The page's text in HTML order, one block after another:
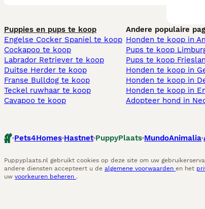
Puppies en pups te koop
Engelse Cocker Spaniel te koop
Cockapoo te koop
Labrador Retriever te koop
Duitse Herder te koop
Franse Bulldog te koop
Teckel ruwhaar te koop
Cavapoo te koop
Andere populaire
Honden te koop in
Pups te koop
Pups te koop
Honden te koop in
Honden te koop in
Honden te koop in
Adopteer hond in
Pets4Homes Hastnet PuppyPlaats MundoAnimalia
Puppyplaats.nl gebruikt cookies op deze site om uw
andere diensten accepteert u de algemene voorwaarden en het
uw voorkeuren beheren .